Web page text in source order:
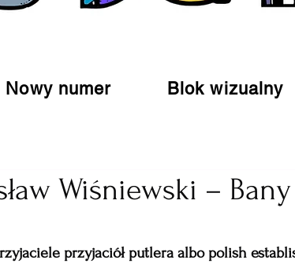
Nowy numer Blok wizualny
Wiśniewski –
przyjaciół putlera albo polish